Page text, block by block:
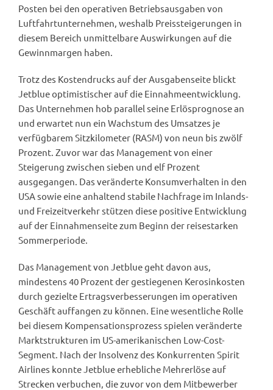
Posten bei den operativen Betriebsausgaben von
Luftfahrtunternehmen, weshalb Preissteigerungen in
diesem Bereich unmittelbare Auswirkungen auf die
Gewinnmargen haben.
Trotz des Kostendrucks auf der Ausgabenseite blickt
Jetblue optimistischer auf die Einnahmeentwicklung.
Das Unternehmen hob parallel seine Erlösprognose an
und erwartet nun ein Wachstum des Umsatzes je
verfügbarem Sitzkilometer (RASM) von neun bis zwölf
Prozent. Zuvor war das Management von einer
Steigerung zwischen sieben und elf Prozent
ausgegangen. Das veränderte Konsumverhalten in den
USA sowie eine anhaltend stabile Nachfrage im Inlands-
und Freizeitverkehr stützen diese positive Entwicklung
auf der Einnahmenseite zum Beginn der reisestarken
Sommerperiode.
Das Management von Jetblue geht davon aus,
mindestens 40 Prozent der gestiegenen Kerosinkosten
durch gezielte Ertragsverbesserungen im operativen
Geschäft auffangen zu können. Eine wesentliche Rolle
bei diesem Kompensationsprozess spielen veränderte
Marktstrukturen im US-amerikanischen Low-Cost-
Segment. Nach der Insolvenz des Konkurrenten Spirit
Airlines konnte Jetblue erhebliche Mehrerlöse auf
Strecken verbuchen, die zuvor von dem Mitbewerber